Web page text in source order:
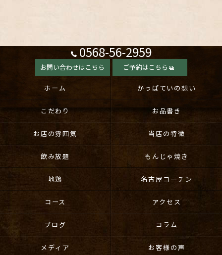
0568-56-2959
お問い合わせはこちら ご予約はこちら
ホーム かっぱていの想い
こだわり お品書き
お店の雰囲気 当店の特徴
飲み放題 もんじゃ焼き
地鶏 名古屋コーチン
コース アクセス
ブログ コラム
メディア お客様の声